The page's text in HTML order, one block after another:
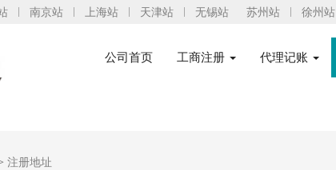
南京站 上海站 天津站 无锡站 苏州站 徐州站
公司首页 工商注册 代理记账
注册地址